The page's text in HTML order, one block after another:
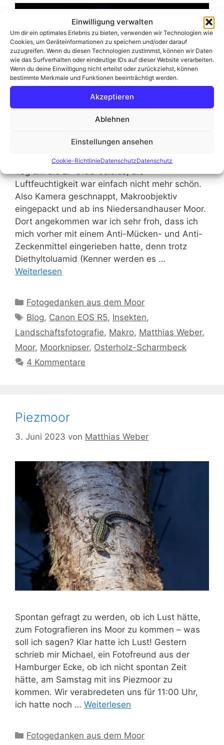
Einwilligung verwalten
Um dir ein optimales Erlebnis zu bieten, verwenden wir Technologien wie
Cookies, um Geräteinformationen zu speichern und/oder darauf
zuzugreifen. Wenn du diesen Technologien zustimmst, können wir Daten
wie das Surfverhalten oder eindeutige IDs auf dieser Website verarbeiten.
Wenn du deine Einwilligung nicht erteilst oder zurückziehst, können
bestimmte Merkmale und Funktionen beeinträchtigt werden.
Akzeptieren
Ablehnen
Einstellungen ansehen
Cookie-RichtlinieDatenschutzDatenschutz
… und es war Sommer … Temperatur an diesem
Tag um die 27 Grad Celsius, die
Luftfeuchtigkeit war einfach nicht mehr schön.
Also Kamera geschnappt, Makroobjektiv
eingepackt und ab ins Niedersandhauser Moor.
Dort angekommen war ich sehr froh, dass ich
mich vorher mit einem Anti-Mücken- und Anti-
Zeckenmittel eingerieben hatte, denn trotz
Diethyltoluamid (Kenner werden es …
Weiterlesen
Kategorien
Fotogedanken aus dem Moor
Schlagwörter
Blog, Canon EOS R5, Insekten,
Landschaftsfotografie, Makro, Matthias Weber,
Moor, Moorknipser, Osterholz-Scharmbeck
4 Kommentare
Piezmoor
3. Juni 2023 von Matthias Weber
Spontan gefragt zu werden, ob ich Lust hätte,
zum Fotografieren ins Moor zu kommen – was
soll ich sagen? Klar hatte ich Lust! Gestern
schrieb mir Michael, ein Fotofreund aus der
Hamburger Ecke, ob ich nicht spontan Zeit
hätte, am Samstag mit ins Piezmoor zu
kommen. Wir verabredeten uns für 11:00 Uhr,
ich hatte noch … Weiterlesen
Kategorien
Fotogedanken aus dem Moor